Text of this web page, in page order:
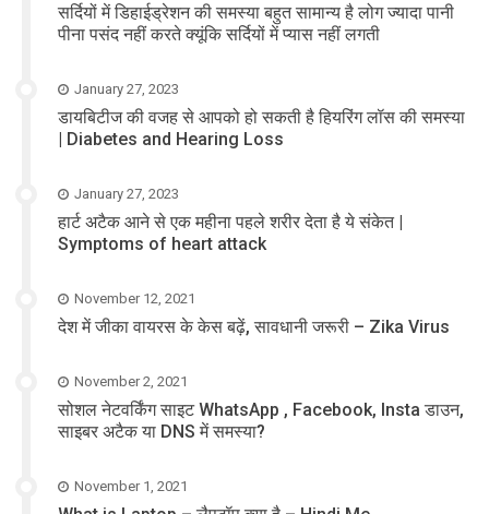
सर्दियों में डिहाईड्रेशन की समस्या बहुत सामान्य है लोग ज्यादा पानी
पीना पसंद नहीं करते क्यूंकि सर्दियों में प्यास नहीं लगती
January 27, 2023
डायबिटीज की वजह से आपको हो सकती है हियरिंग लॉस की समस्या
| Diabetes and Hearing Loss
January 27, 2023
हार्ट अटैक आने से एक महीना पहले शरीर देता है ये संकेत |
Symptoms of heart attack
November 12, 2021
देश में जीका वायरस के केस बढ़ें, सावधानी जरूरी – Zika Virus
November 2, 2021
सोशल नेटवर्किंग साइट WhatsApp , Facebook, Insta डाउन,
साइबर अटैक या DNS में समस्या?
November 1, 2021